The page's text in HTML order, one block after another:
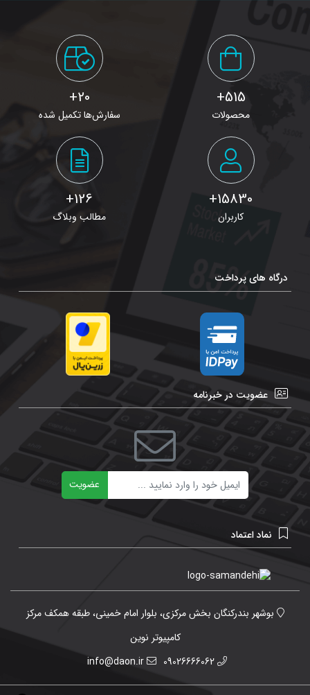
515+
محصولات
20+
سفارش‌ها تکمیل شده
15830+
کاربران
126+
مطالب وبلاگ
درگاه های پرداخت
عضویت در خبرنامه
عضویت
نماد اعتماد
بوشهر بندرکنگان بخش مرکزی، بلوار امام خمینی، طبقه همکف مرکز
کامپیوتر نوین
09026666062
info@daon.ir